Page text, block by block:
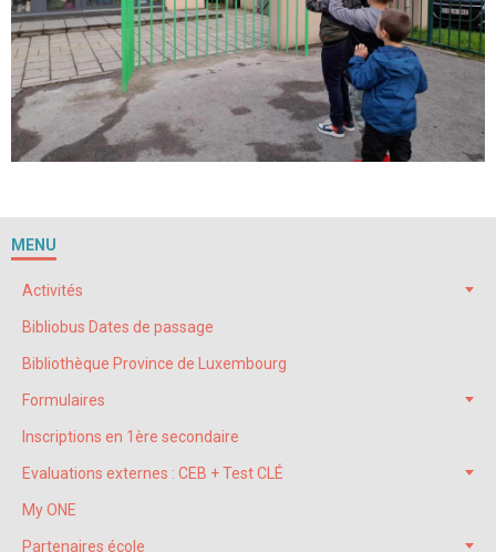
MENU
Activités
Bibliobus Dates de passage
Bibliothèque Province de Luxembourg
Formulaires
Inscriptions en 1ère secondaire
Evaluations externes : CEB + Test CLÉ
My ONE
Partenaires école